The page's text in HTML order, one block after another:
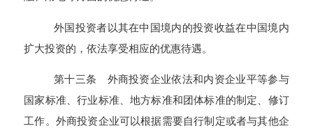
外国投资者以其在中国境内的投资收益在中国境内
扩大投资的，依法享受相应的优惠待遇。
第十三条 外商投资企业依法和内资企业平等参与
国家标准、行业标准、地方标准和团体标准的制定、修订
工作。外商投资企业可以根据需要自行制定或者与其他企